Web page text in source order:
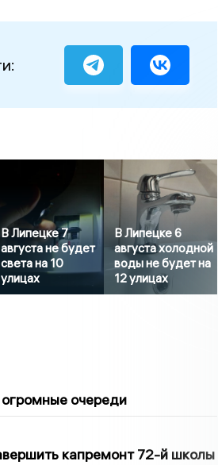
В Липецке 7
августа не будет
света на 10
улицах
В Липецке 6
августа холодной
воды не будет на
12 улицах
очереди
капремонт 72-й школы